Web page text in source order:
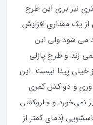
است که ابعاد بزرگتر از ۱۲ متری نیز برای این طرح
یک مقداری افزایش
می شود ولی این
زند و طرح پازلی
پیدا نیست. این
و دو کش کمری
نمی‌خورد و جاروکشی
(دمای کمتر از